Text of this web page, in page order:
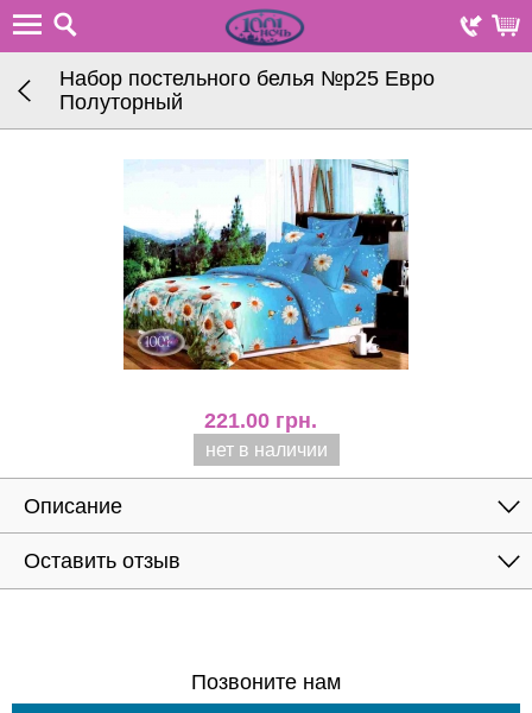
Набор постельного белья №р25 Евро
Полуторный
221.00 грн.
нет в наличии
Описание
Оставить отзыв
Позвоните нам